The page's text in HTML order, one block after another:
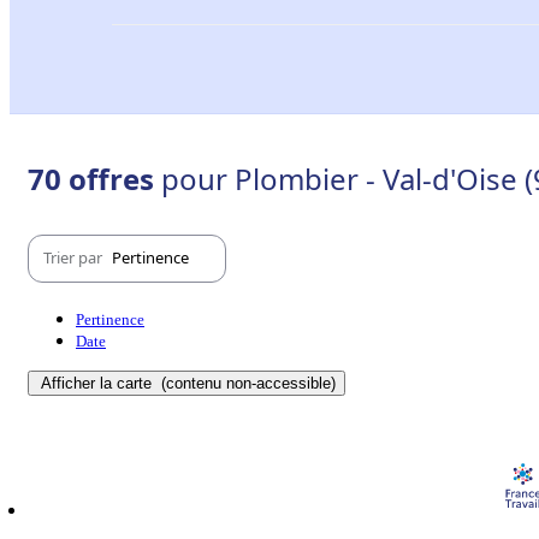
70 offres pour Plombier - Val-d'Oise
Trier par Pertinence
Pertinence
Date
Afficher la carte (contenu non-accessible)